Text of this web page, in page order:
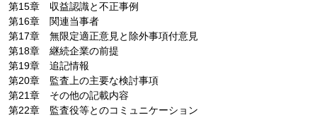
第15章 収益認識と不正事例
第16章 関連当事者
第17章 無限定適正意見と除外事項付意見
第18章 継続企業の前提
第19章 追記情報
第20章 監査上の主要な検討事項
第21章 その他の記載内容
第22章 監査役等とのコミュニケーション